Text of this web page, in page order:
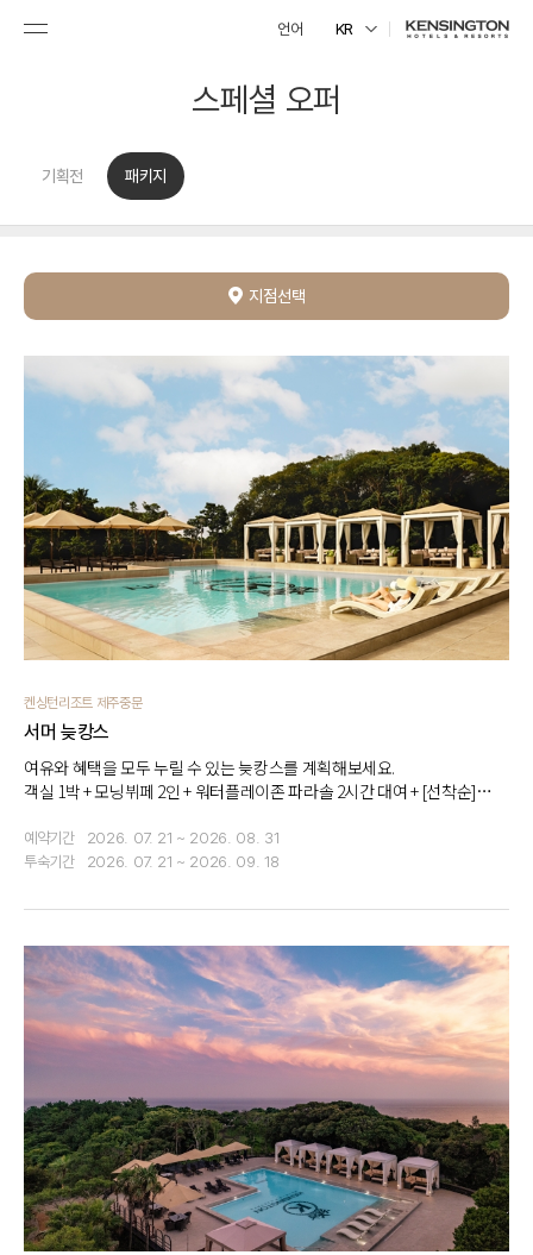
언어 KR
스페셜 오퍼
기획전 패키지
지점선택
켄싱턴리조트 제주중문
서머 늦캉스
여유와 혜택을 모두 누릴 수 있는 늦캉스를 계획해보세요.
객실 1박 + 모닝뷔페 2인 + 워터플레이존 파라솔 2시간 대여 + [선착순]
예약기간
2026. 07. 21 ~ 2026. 08. 31
투숙기간
2026. 07. 21 ~ 2026. 09. 18